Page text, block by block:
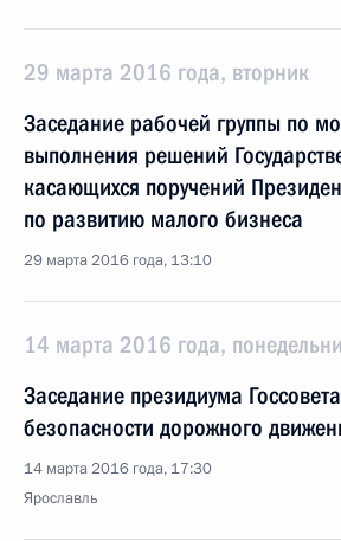
29 марта 2016 года, вторник
Заседание рабочей группы по
выполнения решений
касающихся поручений
по развитию малого бизнеса
29 марта 2016 года, 13:10
14 марта 2016 года,
Заседание президиума
безопасности дорожного
14 марта 2016 года, 17:30
Ярославль